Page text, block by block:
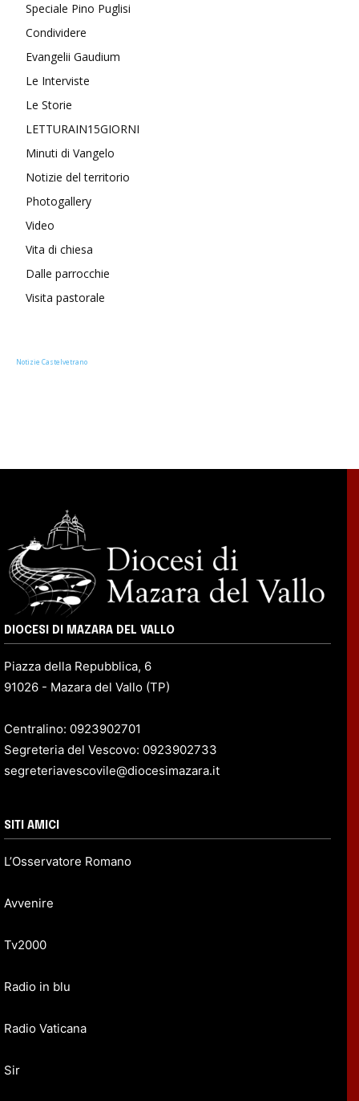
Speciale Pino Puglisi
Condividere
Evangelii Gaudium
Le Interviste
Le Storie
LETTURAIN15GIORNI
Minuti di Vangelo
Notizie del territorio
Photogallery
Video
Vita di chiesa
Dalle parrocchie
Visita pastorale
Notizie Castelvetrano
DIOCESI DI MAZARA DEL VALLO
Piazza della Repubblica, 6
91026 - Mazara del Vallo (TP)
Centralino: 0923902701
Segreteria del Vescovo: 0923902733
segreteriavescovile@diocesimazara.it
SITI AMICI
L’Osservatore Romano
Avvenire
Tv2000
Radio in blu
Radio Vaticana
Sir